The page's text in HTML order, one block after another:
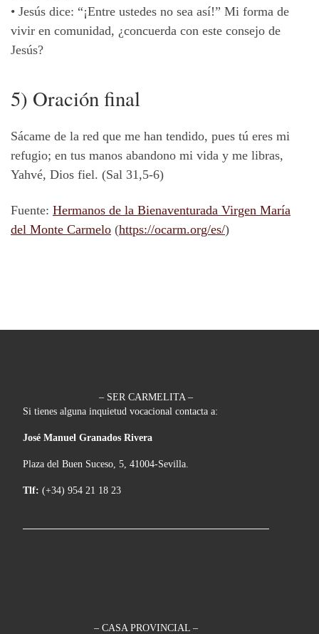
• Jesús dice: “¡Entre ustedes no sea así!” Mi forma de
vivir en comunidad, ¿concuerda con este consejo de
Jesús?
5) Oración final
Sácame de la red que me han tendido, pues tú eres mi
refugio; en tus manos abandono mi vida y me libras,
Yahvé, Dios fiel. (Sal 31,5-6)
Fuente: Hermanos de la Bienaventurada Virgen María
del Monte Carmelo (https://ocarm.org/es/)
– SER CARMELITA –
Si tienes alguna inquietud vocacional contacta a:
José Manuel Granados Rivera
Plaza del Buen Suceso, 5, 41004-Sevilla.
Tlf: (+34) 954 21 18 23
– CASA PROVINCIAL –